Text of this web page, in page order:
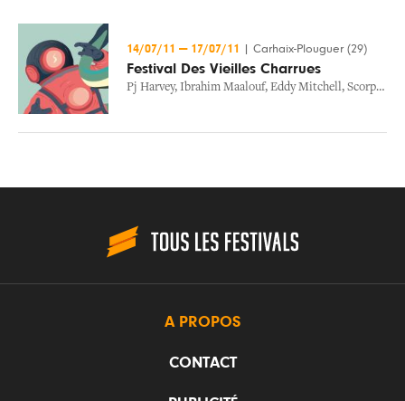
14/07/11 — 17/07/11 Carhaix-Plouguer (29)
Festival Des Vieilles Charrues
Pj Harvey, Ibrahim Maalouf, Eddy Mitchell, Scorpions
A PROPOS
CONTACT